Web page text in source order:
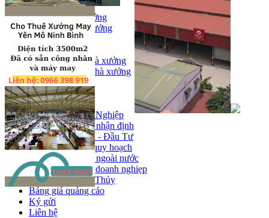
Trang chủ
Bán kho, nhà xưởng
Bán kho xưởng
Kho
Mặt bằng
Cho thuê kho, nhà xưởng
Cho thuê nhà xưởng
Kho
Mặt bằng
Tin tức
Khu Công Nghiệp
Phân tích - nhận định
Chính sách - Đầu Tư
Thông tin quy hoạch
Thị trường ngoài nước
Hoạt động doanh nghiẹp
Tin Phong Thủy
Bảng giá quảng cáo
Ký gửi
Liên hệ